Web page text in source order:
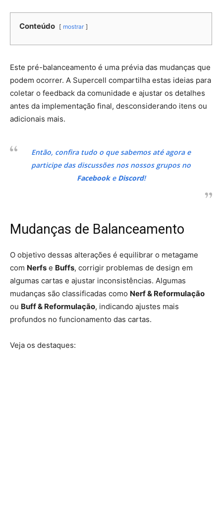
Conteúdo mostrar
Este pré-balanceamento é uma prévia das mudanças que
podem ocorrer. A Supercell compartilha estas ideias para
coletar o feedback da comunidade e ajustar os detalhes
antes da implementação final, desconsiderando itens ou
adicionais mais.
Então, confira tudo o que sabemos até agora e
participe das discussões nos nossos grupos no
Facebooke Discord!
Mudanças de Balanceamento
O objetivo dessas alterações é equilibrar o metagame
com Nerfs e Buffs, corrigir problemas de design em
algumas cartas e ajustar inconsistências. Algumas
mudanças são classificadas como Nerf & Reformulação
ou Buff & Reformulação, indicando ajustes mais
profundos no funcionamento das cartas.
Veja os destaques: